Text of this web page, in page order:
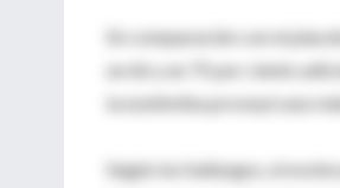
En comparación con el
un 66 y un 75 por ciento
la ezetimiba proveyó una
Según los hallazgos, el